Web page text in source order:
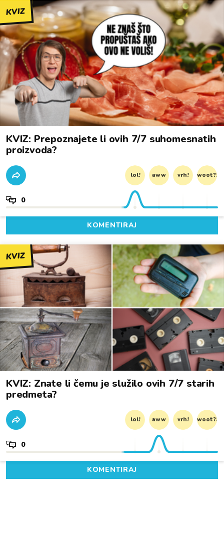
KVIZ
KVIZ: Prepoznajete li ovih 7/7 suhomesnatih
proizvoda?
lol! aww vrh! woot?!
0
KOMENTIRAJ
KVIZ
KVIZ: Znate li čemu je služilo ovih 7/7 starih
predmeta?
lol! aww vrh! woot?!
0
KOMENTIRAJ